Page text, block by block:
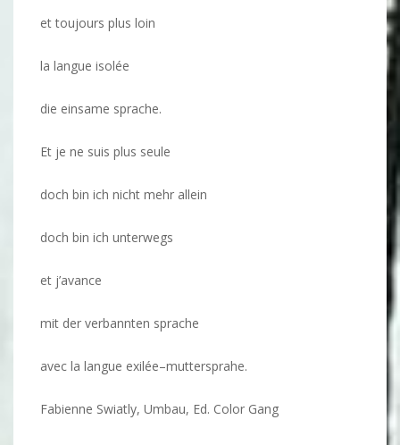
et toujours plus loin
la langue isolée
die einsame sprache.
Et je ne suis plus seule
doch bin ich nicht mehr allein
doch bin ich unterwegs
et j’avance
mit der verbannten sprache
avec la langue exilée–muttersprahe.
Fabienne Swiatly, Umbau, Ed. Color Gang